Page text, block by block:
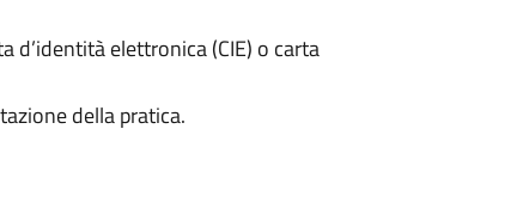
d’identità elettronica (CIE) o carta
della pratica.